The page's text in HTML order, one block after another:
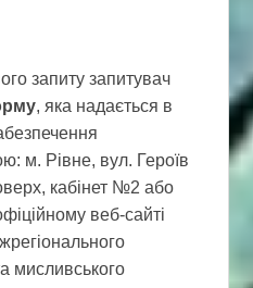
запиту запитувач
, яка надається в
м. Рівне, вул. Героїв
кабінет №2 або
веб-сайті
мисливського